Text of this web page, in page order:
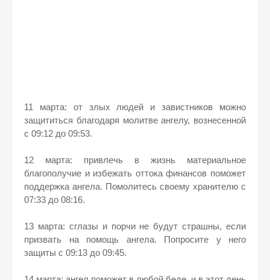
11 марта: от злых людей и завистников можно
защититься благодаря молитве ангелу, вознесенной
с 09:12 до 09:53.
12 марта: привлечь в жизнь материальное
благополучие и избежать оттока финансов поможет
поддержка ангела. Помолитесь своему хранителю с
07:33 до 08:16.
13 марта: сглазы и порчи не будут страшны, если
призвать на помощь ангела. Попросите у него
защиты с 09:13 до 09:45.